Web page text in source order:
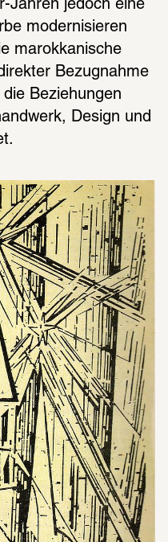
Jahren jedoch eine
modernisieren
marokkanische
Bezugnahme
Beziehungen
Design und